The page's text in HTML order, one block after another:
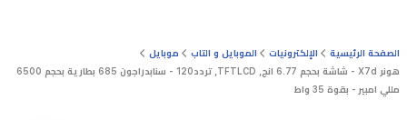
الصفحة الرئيسية الإلكترونيات الموبايل و التاب
موبايل
هونر X7d - شاشة بحجم 6.77 انج, TFTLCD, تردد120 - سنابدراجون 685 بطارية بحجم 6500
مللي امبير - بقوة 35 واط